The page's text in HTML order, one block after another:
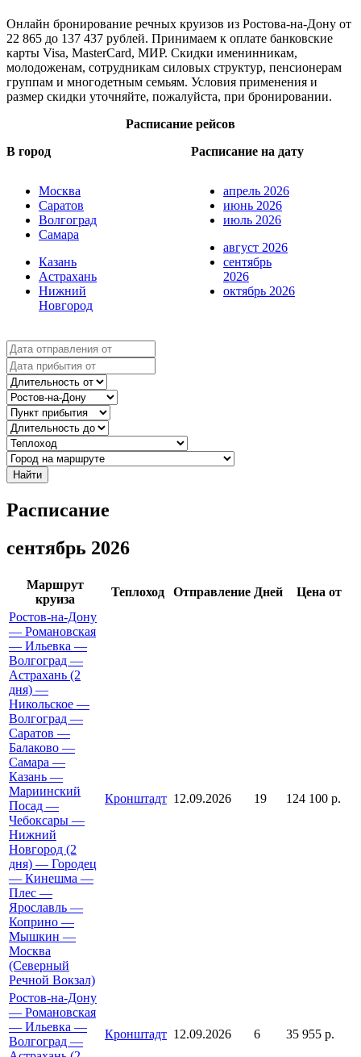
Онлайн бронирование речных круизов из Ростова-на-Дону от
22 865 до 137 437 рублей. Принимаем к оплате банковские
карты Visa, MasterCard, МИР. Скидки именинникам,
молодоженам, сотрудникам силовых структур, пенсионерам
группам и многодетным семьям. Условия применения и
размер скидки уточняйте, пожалуйста, при бронировании.
Расписание рейсов
В город
Расписание на дату
Москва
Саратов
Волгоград
Самара
Казань
Астрахань
Нижний
Новгород
апрель 2026
июнь 2026
июль 2026
август 2026
сентябрь
2026
октябрь 2026
Найти
Расписание
сентябрь 2026
Маршрут
круиза
Теплоход Отправление Дней
Цена от
Ростов-на-Дону
— Романовская
— Ильевка —
Волгоград —
Астрахань (2
дня) —
Никольское —
Волгоград —
Саратов —
Балаково —
Самара —
Казань —
Мариинский
Посад —
Чебоксары —
Нижний
Новгород (2
дня) — Городец
— Кинешма —
Плес —
Ярославль —
Коприно —
Мышкин —
Москва
(Северный
Речной Вокзал)
Кронштадт 12.09.2026 19 124 100 р.
Ростов-на-Дону
— Романовская
— Ильевка —
Волгоград —
Кронштадт 12.09.2026 6 35 955 р.